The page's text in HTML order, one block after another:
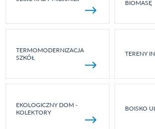
BIOMASĘ
TERMOMODERNIZACJA
SZKÓŁ
TERENY
EKOLOGICZNY DOM -
KOLEKTORY
BOISKO